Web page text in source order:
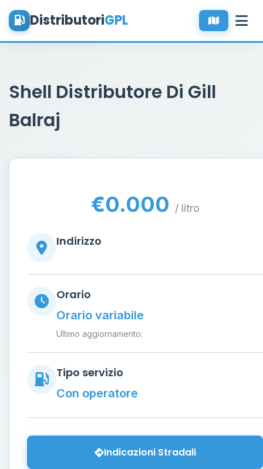
DistributoriGPL
Shell Distributore Di Gill
Balraj
€0.000 / litro
Indirizzo
Orario
Orario variabile
Ultimo aggiornamento:
Tipo servizio
Con operatore
Indicazioni Stradali